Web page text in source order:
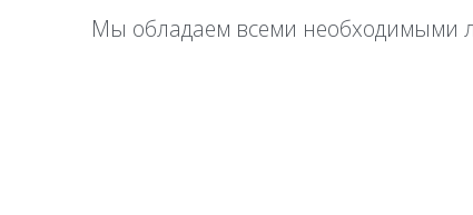
Мы обладаем всеми необходимыми